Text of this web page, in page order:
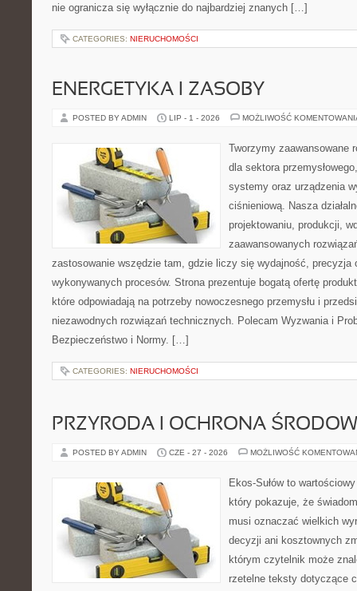
nie ogranicza się wyłącznie do najbardziej znanych […]
CATEGORIES: NIERUCHOMOŚCI
ENERGETYKA I ZASOBY
POSTED BY ADMIN LIP - 1 - 2026 MOŻLIWOŚĆ
Tworzymy zaawansowane
dla sektora
systemy oraz urządzenia
ciśnieniową. Nasza
projektowaniu, produkcji,
zaawansowanych
zastosowanie wszędzie tam, gdzie liczy się wydajność, precyzja
wykonywanych procesów. Strona prezentuje bogatą ofertę
które odpowiadają na potrzeby nowoczesnego przemysłu i
niezawodnych rozwiązań technicznych. Polecam Wyzwania i
Bezpieczeństwo i Normy. […]
CATEGORIES: NIERUCHOMOŚCI
PRZYRODA I OCHRONA
POSTED BY ADMIN CZE - 27 - 2026 MOŻLIWOŚĆ
Ekos-Sułów to
który pokazuje, że
musi oznaczać wielkich
decyzji ani kosztownych
którym czytelnik może
rzetelne teksty dotyczące